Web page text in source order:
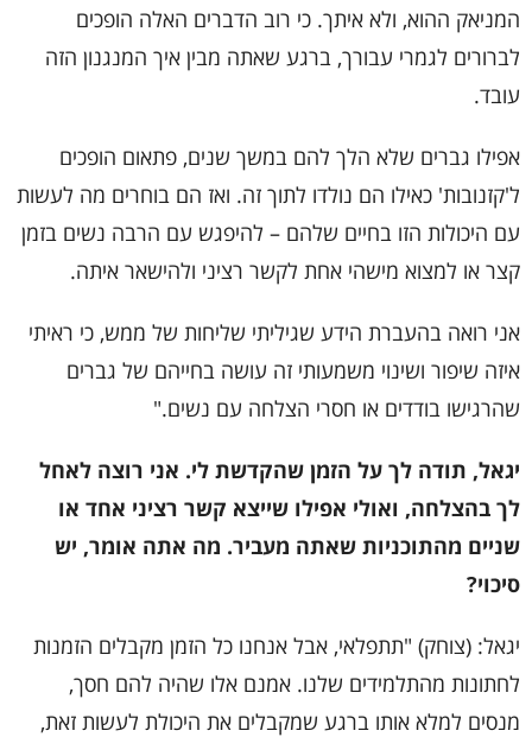
המניאק ההוא, ולא איתך. כי רוב הדברים האלה הופכים
לברורים לגמרי עבורך, ברגע שאתה מבין איך המנגנון הזה
עובד.
אפילו גברים שלא הלך להם במשך שנים, פתאום הופכים
ל'קזנובות' כאילו הם נולדו לתוך זה. ואז הם בוחרים מה לעשות
עם היכולות הזו בחיים שלהם – להיפגש עם הרבה נשים בזמן
קצר או למצוא מישהי אחת לקשר רציני ולהישאר איתה.
אני רואה בהעברת הידע שגיליתי שליחות של ממש, כי ראיתי
איזה שיפור ושינוי משמעותי זה עושה בחייהם של גברים
שהרגישו בודדים או חסרי הצלחה עם נשים."
יגאל, תודה לך על הזמן שהקדשת לי. אני רוצה לאחל
לך בהצלחה, ואולי אפילו שייצא קשר רציני אחד או
שניים מהתוכניות שאתה מעביר. מה אתה אומר, יש
סיכוי?
יגאל: (צוחק) "תתפלאי, אבל אנחנו כל הזמן מקבלים הזמנות
לחתונות מהתלמידים שלנו. אמנם אלו שהיה להם חסך,
מנסים למלא אותו ברגע שמקבלים את היכולת לעשות זאת,